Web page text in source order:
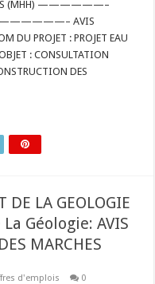
(MHH) ——————–
SA) ——————– AVIS
DU PROJET : PROJET EAU
: CONSULTATION
DES
DE LA GEOLOGIE
Géologie: AVIS
MARCHES
d'emplois 0